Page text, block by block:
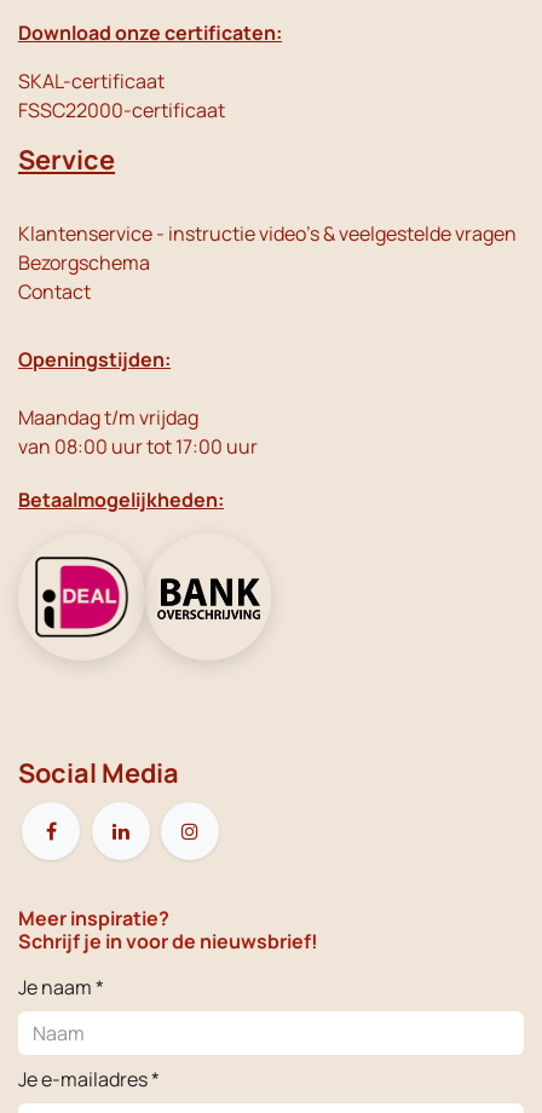
Download onze certificaten:
SKAL-certificaat
FSSC22000-certificaat
Service
Klantenservice - instructie video's & veelgestelde vragen
Bezorgschema
Contact
Openingstijden:
Maandag t/m vrijdag
van 08:00 uur tot 17:00 uur
Betaalmogelijkheden:
Social Media
Meer inspiratie?
Schrijf je in voor de nieuwsbrief!
Je naam *
Je e-mailadres *